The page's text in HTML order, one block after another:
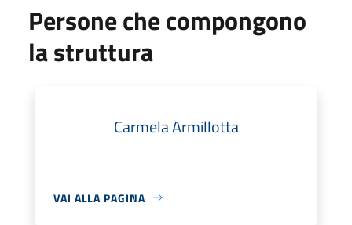
Persone che compongono
la struttura
Carmela Armillotta
VAI ALLA PAGINA